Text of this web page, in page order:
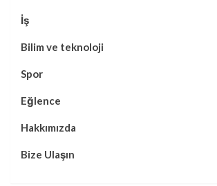
İş
Bilim ve teknoloji
Spor
Eğlence
Hakkımızda
Bize Ulaşın